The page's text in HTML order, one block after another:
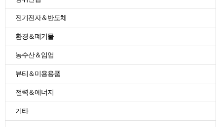
전기전자＆반도체
환경＆폐기물
농수산＆임업
뷰티＆미용용품
전력＆에너지
기타